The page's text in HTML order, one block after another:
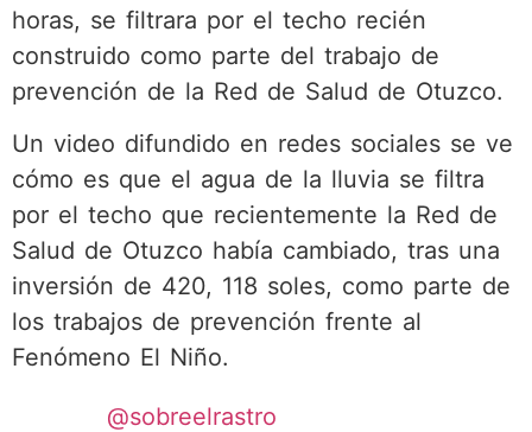
horas, se filtrara por el techo recién
construido como parte del trabajo de
prevención de la Red de Salud de Otuzco.
Un video difundido en redes sociales se ve
cómo es que el agua de la lluvia se filtra
por el techo que recientemente la Red de
Salud de Otuzco había cambiado, tras una
inversión de 420, 118 soles, como parte de
los trabajos de prevención frente al
Fenómeno El Niño.
@sobreelrastro